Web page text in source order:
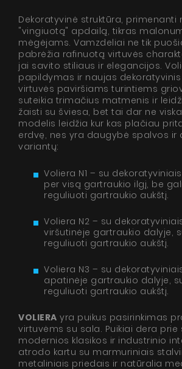
Dekoratyvinė struktūra, primenanti
"vingiuotą" apdailą, tikras
mėgėjams. Vamzdeliai ne tik
pabrėžia rafinuotą virtuvės
jai savito stiliaus ir elegancijos.
papildymas ir naujas
virtuvės paviršiams turintiems
suteikia trimačius matmenis ir
žaisti su šviesa, bet tai dar ne
modelis leidžia kur kas plačiau
erdvę, nes yra daugybė spalvos ir
variantų:
Voliera N1 – su
per visą gartraukio ilgį, be
reguliuoti gartraukio aukštį.
Voliera N2 – su
viršutinėje gartraukio dalyje,
reguliuoti gartraukio aukštį.
Voliera N3 – su
apatinėje gartraukio dalyje,
reguliuoti gartraukio aukštį.
VOLIERA yra puikus pasirinkimas
virtuvėms su sala. Puikiai dera prie
modernios klasikos ir industrinio
atrodo kartu su marmuriniais
metaliniais priedais ir natūralia